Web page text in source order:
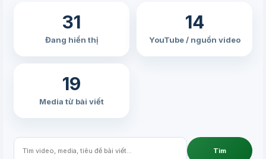
31
Đang hiển thị
14
YouTube / nguồn video
19
Media từ bài viết
Tìm